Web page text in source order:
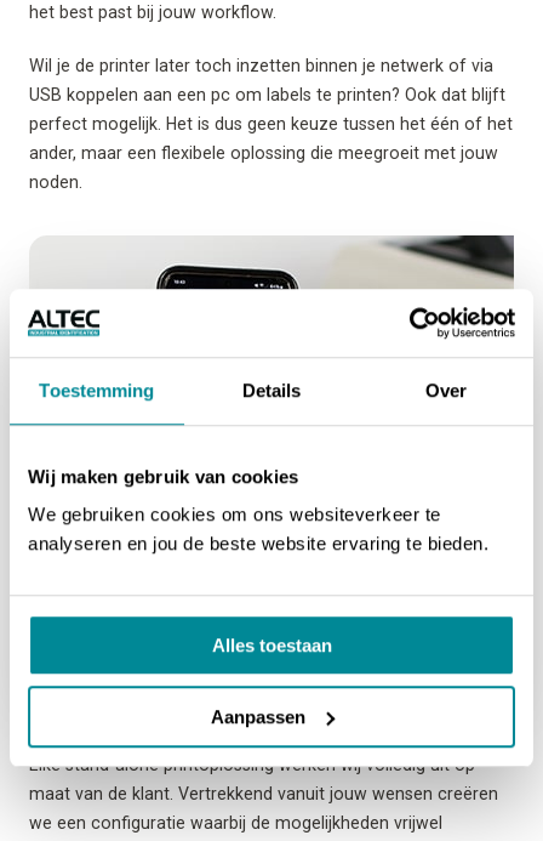
Toestemming Details Over
Wij maken gebruik van cookies
We gebruiken cookies om ons websiteverkeer te
analyseren en jou de beste website ervaring te bieden.
Alles toestaan
Aanpassen
het best past bij jouw workflow.
Wil je de printer later toch inzetten binnen je netwerk of via
USB koppelen aan een pc om labels te printen? Ook dat blijft
perfect mogelijk. Het is dus geen keuze tussen het één of het
ander, maar een flexibele oplossing die meegroeit met jouw
noden.
op maat
Elke stand-alone printoplossing werken wij volledig uit op
maat van de klant. Vertrekkend vanuit jouw wensen creëren
we een configuratie waarbij de mogelijkheden vrijwel